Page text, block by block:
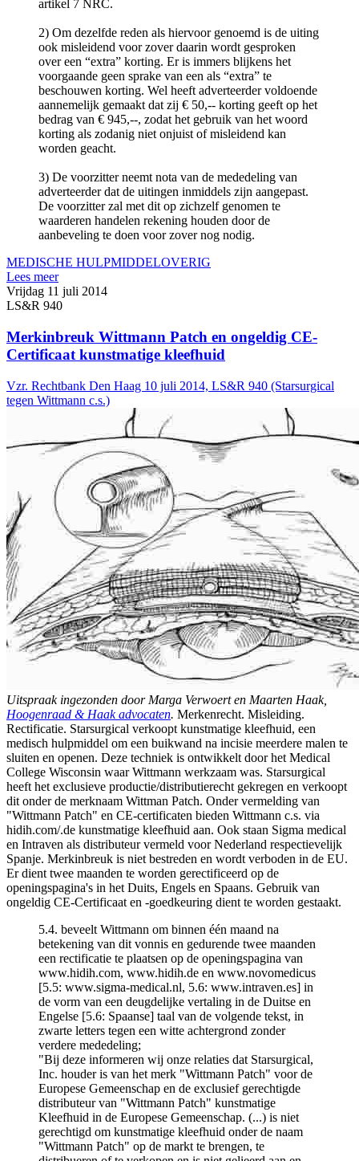
artikel 7 NRC.
2) Om dezelfde reden als hiervoor genoemd is de uiting
ook misleidend voor zover daarin wordt gesproken
over een “extra” korting. Er is immers blijkens het
voorgaande geen sprake van een als “extra” te
beschouwen korting. Wel heeft adverteerder voldoende
aannemelijk gemaakt dat zij € 50,-- korting geeft op het
bedrag van € 945,--, zodat het gebruik van het woord
korting als zodanig niet onjuist of misleidend kan
worden geacht.
3) De voorzitter neemt nota van de mededeling van
adverteerder dat de uitingen inmiddels zijn aangepast.
De voorzitter zal met dit op zichzelf genomen te
waarderen handelen rekening houden door de
aanbeveling te doen voor zover nog nodig.
MEDISCHE HULPMIDDELOVERIG
Lees meer
Vrijdag 11 juli 2014
LS&R 940
Merkinbreuk Wittmann Patch en ongeldig CE-
Certificaat kunstmatige kleefhuid
Vzr. Rechtbank Den Haag 10 juli 2014, LS&R 940 (Starsurgical
tegen Wittmann c.s.)
Uitspraak ingezonden door Marga Verwoert en Maarten Haak,
Hoogenraad & Haak advocaten. Merkenrecht. Misleiding.
Rectificatie. Starsurgical verkoopt kunstmatige kleefhuid, een
medisch hulpmiddel om een buikwand na incisie meerdere malen te
sluiten en openen. Deze techniek is ontwikkelt door het Medical
College Wisconsin waar Wittmann werkzaam was. Starsurgical
heeft het exclusieve productie/distributierecht gekregen en verkoopt
dit onder de merknaam Wittman Patch. Onder vermelding van
"Wittmann Patch" en CE-certificaten bieden Wittmann c.s. via
hidih.com/.de kunstmatige kleefhuid aan. Ook staan Sigma medical
en Intraven als distributeur vermeld voor Nederland respectievelijk
Spanje. Merkinbreuk is niet bestreden en wordt verboden in de EU.
Er dient twee maanden te worden gerectificeerd op de
openingspagina's in het Duits, Engels en Spaans. Gebruik van
ongeldig CE-Certificaat en -goedkeuring dient te worden gestaakt.
5.4. beveelt Wittmann om binnen één maand na
betekening van dit vonnis en gedurende twee maanden
een rectificatie te plaatsen op de openingspagina van
www.hidih.com, www.hidih.de en www.novomedicus
[5.5: www.sigma-medical.nl, 5.6: www.intraven.es] in
de vorm van een deugdelijke vertaling in de Duitse en
Engelse [5.6: Spaanse] taal van de volgende tekst, in
zwarte letters tegen een witte achtergrond zonder
verdere mededeling;
"Bij deze informeren wij onze relaties dat Starsurgical,
Inc. houder is van het merk "Wittmann Patch" voor de
Europese Gemeenschap en de exclusief gerechtigde
distributeur van "Wittmann Patch" kunstmatige
Kleefhuid in de Europese Gemeenschap. (...) is niet
gerechtigd om kunstmatige kleefhuid onder de naam
"Wittmann Patch" op de markt te brengen, te